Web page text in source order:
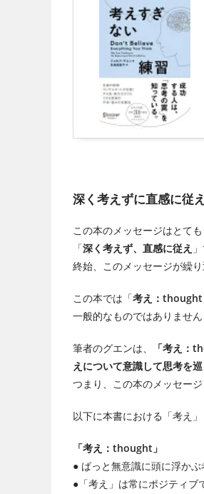
深く考えずに直感に従え
この本のメッセージはとても
「深く考えず、直感に従え
終始、このメッセージが繰り
この本では「考え：thought
一般的なものではありません
筆者のグエンは、 「考え：
えについて意識して思考を
つまり、この本のメッセー
以下に本書における「考え
「考え：thought」
● ぱっと無意識に頭に浮か
●「考え」は常にポジティブ